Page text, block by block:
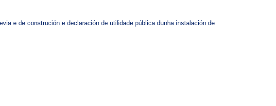
e de construción e declaración de utilidade pública dunha instalación de